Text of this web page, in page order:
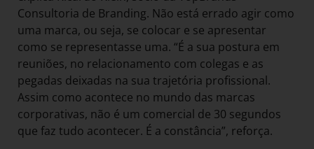
Consultoria de Branding. Não está errado agir como
uma marca, ou seja, se colocar e se apresentar
como se representasse uma. “É a sua postura em
reuniões, no relacionamento com colegas e as
pegadas deixadas na sua trajetória profissional.
Assim como acontece no mundo das marcas
corporativas, não é um comercial de 30 segundos
que faz tudo acontecer. É a constância”, reforça.